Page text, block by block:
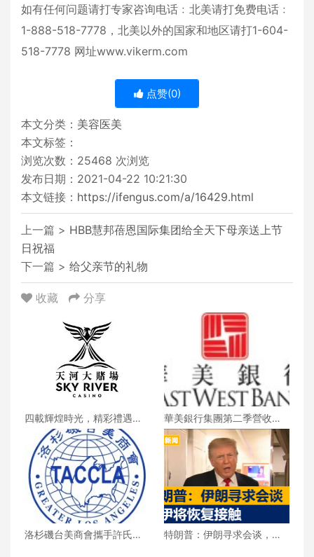
如有任何问题请打专家咨询电话﹕北美请打免费电话﹕
1-888-518-7778，北美以外的国家和地区请打1-604-
518-7778 网址www.vikerm.com
点赞(0)
本文分类： 美容医美
本文标签：
浏览次数： 25468 次浏览
发布日期：2021-04-22 10:21:30
本文链接： https://ifengus.com/a/16429.html
上一篇 > HBB慧邦蓓恩国际集团给全天下母亲送上节
日祝福
下一篇 > 给父亲节的礼物
收藏 分享
四載輝煌時光，精彩禮遇歡
慶一整月
華美銀行集團第二季營收創
新高 每股收益年增18%
洛杉磯台美商會攜手許氏參
特朗普：伊朗寻求会谈，美